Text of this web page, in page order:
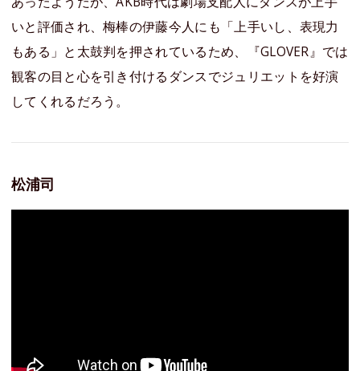
いと評価され、梅棒の伊藤今人にも「上手いし、表現力
もある」と太鼓判を押されているため、『GLOVER』では
観客の目と心を引き付けるダンスでジュリエットを好演
してくれるだろう。
松浦司